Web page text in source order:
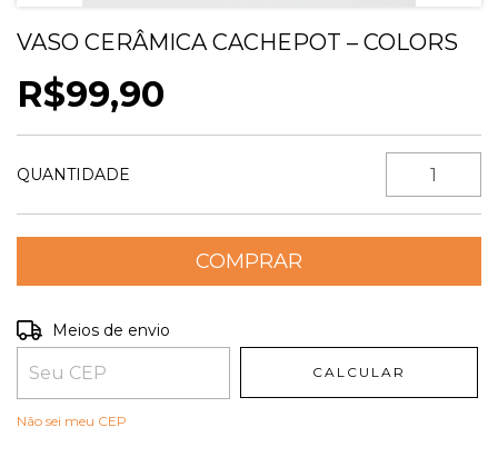
VASO CERÂMICA CACHEPOT – COLORS
R$99,90
QUANTIDADE
Entregas para o CEP:
Meios de envio
CALCULAR
Não sei meu CEP